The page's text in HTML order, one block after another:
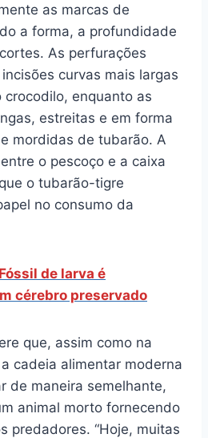
as marcas de
a forma, a profundidade
As perfurações
curvas mais largas
enquanto as
estreitas e em forma
mordidas de tubarão. A
o pescoço e a caixa
o tubarão-tigre
no consumo da
Fóssil de larva é
cérebro preservado
que, assim como na
cadeia alimentar moderna
de maneira semelhante,
animal morto fornecendo
predadores. “Hoje, muitas